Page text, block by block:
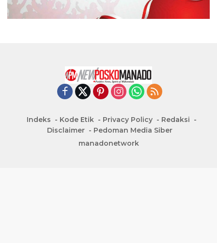
Indeks Kode Etik Privacy Policy
Redaksi
Disclaimer
Pedoman Media Siber
manadonetwork